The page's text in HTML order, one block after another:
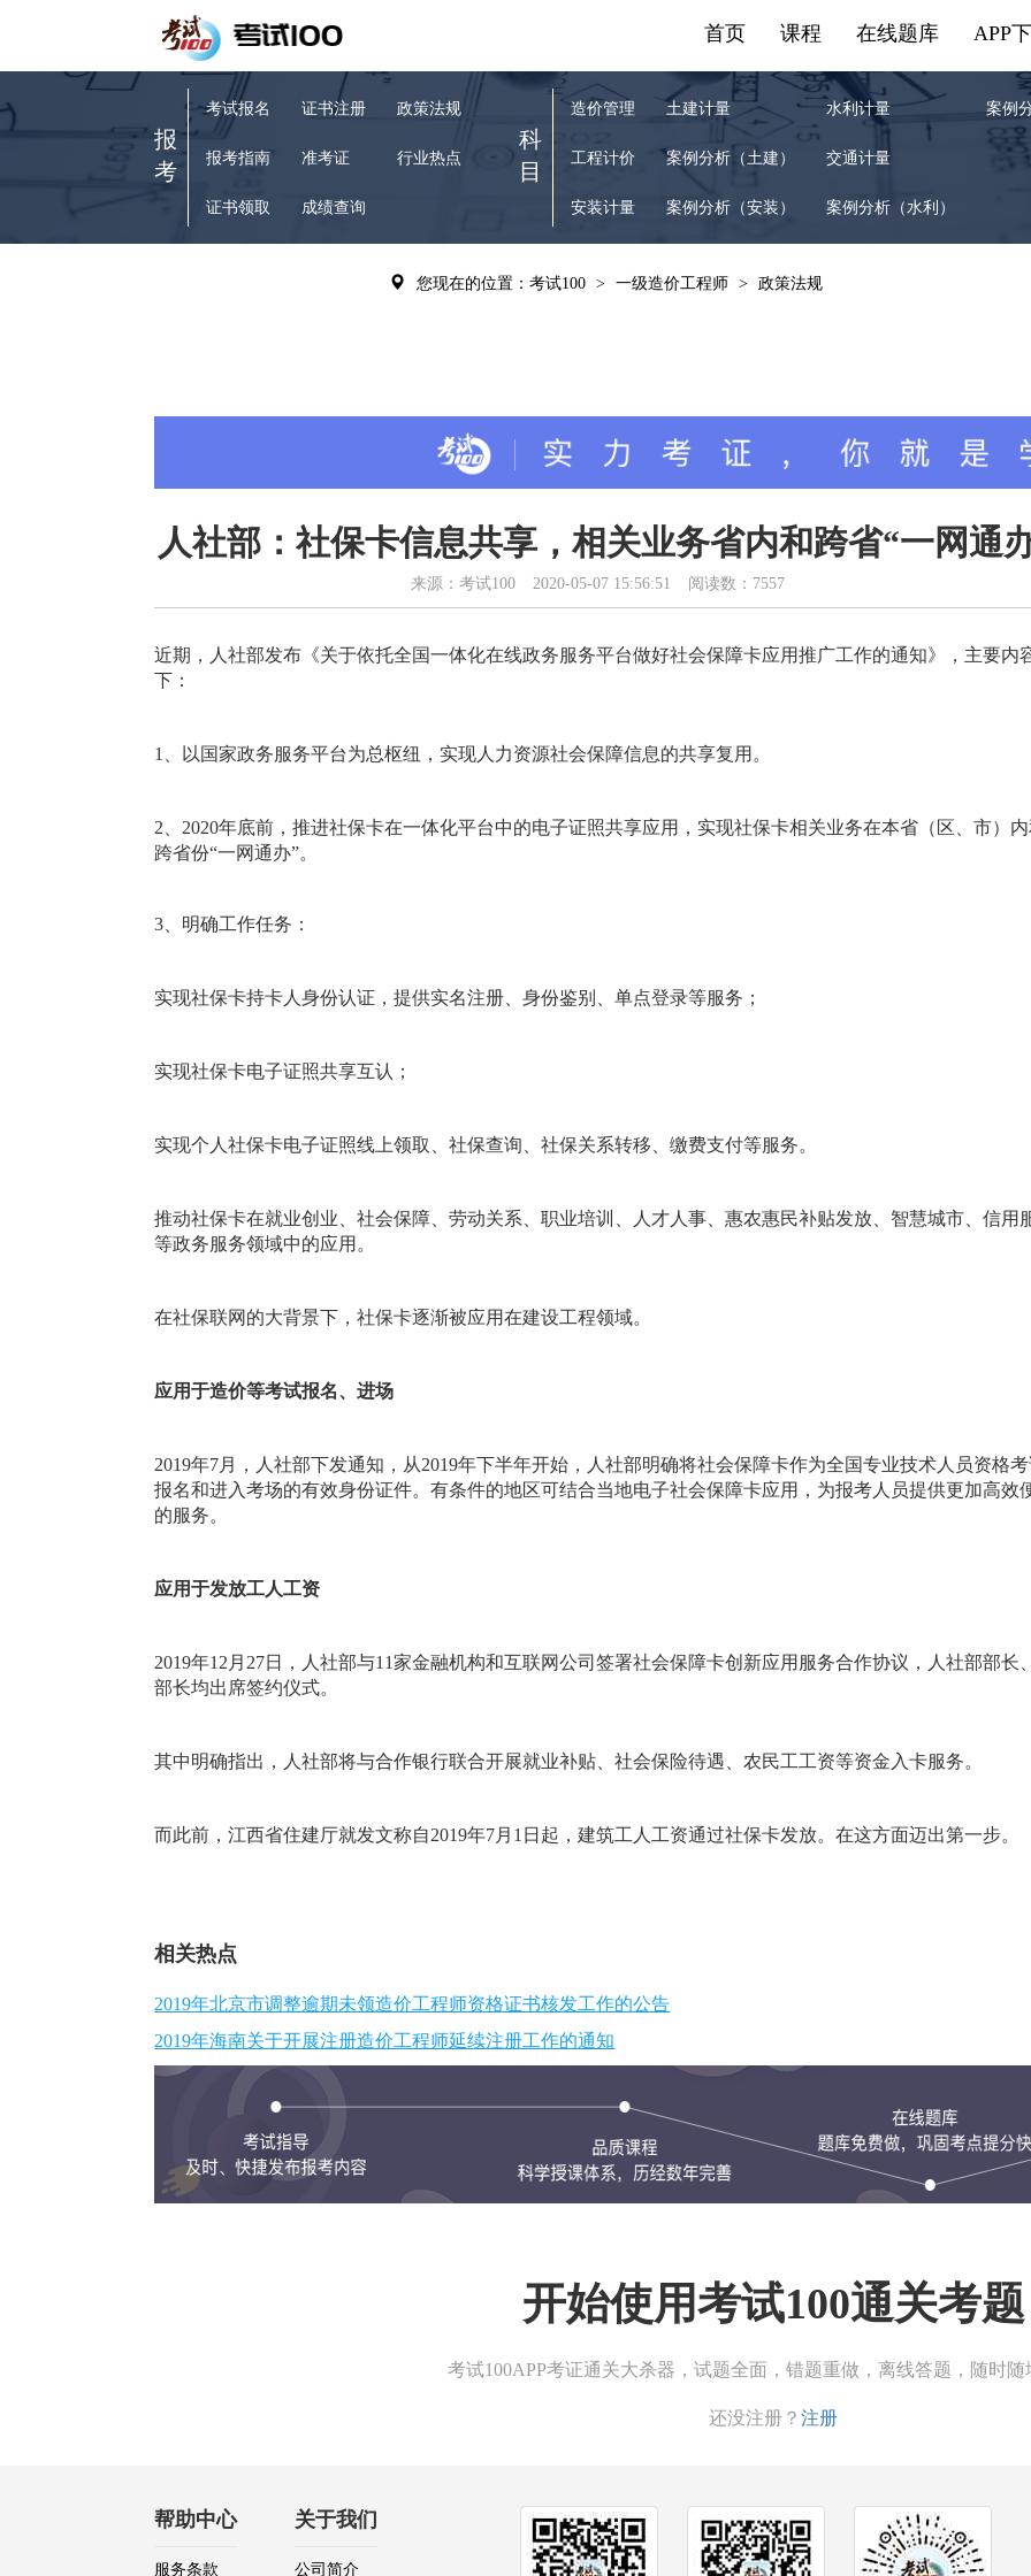
APP
在线题库
课程
首页
报
考
考试报名
报考指南
证书领取
证书注册
准考证
成绩查询
政策法规
行业热点
科
目
造价管理
工程计价
安装计量
土建计量
案例分析（土建）
案例分析（安装）
水利计量
交通计量
案例分析（水利）
案例
您现在的位置：考试100 > 一级造价工程师 > 政策法规
人社部：社保卡信息共享，相关业务省内和跨省“一网通
来源：考试100 2020-05-07 15:56:51 阅读数：7557
近期，人社部发布《关于依托全国一体化在线政务服务平台做好社会保障卡应用推广工作的通知》，主要内
下：
1、以国家政务服务平台为总枢纽，实现人力资源社会保障信息的共享复用。
2、2020年底前，推进社保卡在一体化平台中的电子证照共享应用，实现社保卡相关业务在本省（区、市）
跨省份“一网通办”。
3、明确工作任务：
实现社保卡持卡人身份认证，提供实名注册、身份鉴别、单点登录等服务；
实现社保卡电子证照共享互认；
实现个人社保卡电子证照线上领取、社保查询、社保关系转移、缴费支付等服务。
推动社保卡在就业创业、社会保障、劳动关系、职业培训、人才人事、惠农惠民补贴发放、智慧城市、信用
等政务服务领域中的应用。
在社保联网的大背景下，社保卡逐渐被应用在建设工程领域。
应用于造价等考试报名、进场
2019年7月，人社部下发通知，从2019年下半年开始，人社部明确将社会保障卡作为全国专业技术人员资格
报名和进入考场的有效身份证件。有条件的地区可结合当地电子社会保障卡应用，为报考人员提供更加高效
的服务。
应用于发放工人工资
2019年12月27日，人社部与11家金融机构和互联网公司签署社会保障卡创新应用服务合作协议，人社部部长
部长均出席签约仪式。
其中明确指出，人社部将与合作银行联合开展就业补贴、社会保险待遇、农民工工资等资金入卡服务。
而此前，江西省住建厅就发文称自2019年7月1日起，建筑工人工资通过社保卡发放。在这方面迈出第一步。
相关热点
2019年北京市调整逾期未领造价工程师资格证书核发工作的公告
2019年海南关于开展注册造价工程师延续注册工作的通知
开始使用考试100通关考题
考试100APP考证通关大杀器，试题全面，错题重做，离线答题，随时随
还没注册？ 注册
帮助中心
服务条款
关于我们
公司简介